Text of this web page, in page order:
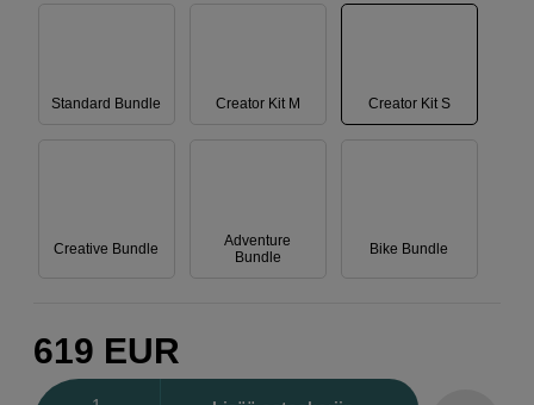
Standard Bundle Creator Kit M Creator Kit S
Creative Bundle
Adventure
Bundle
Bike Bundle
619 EUR